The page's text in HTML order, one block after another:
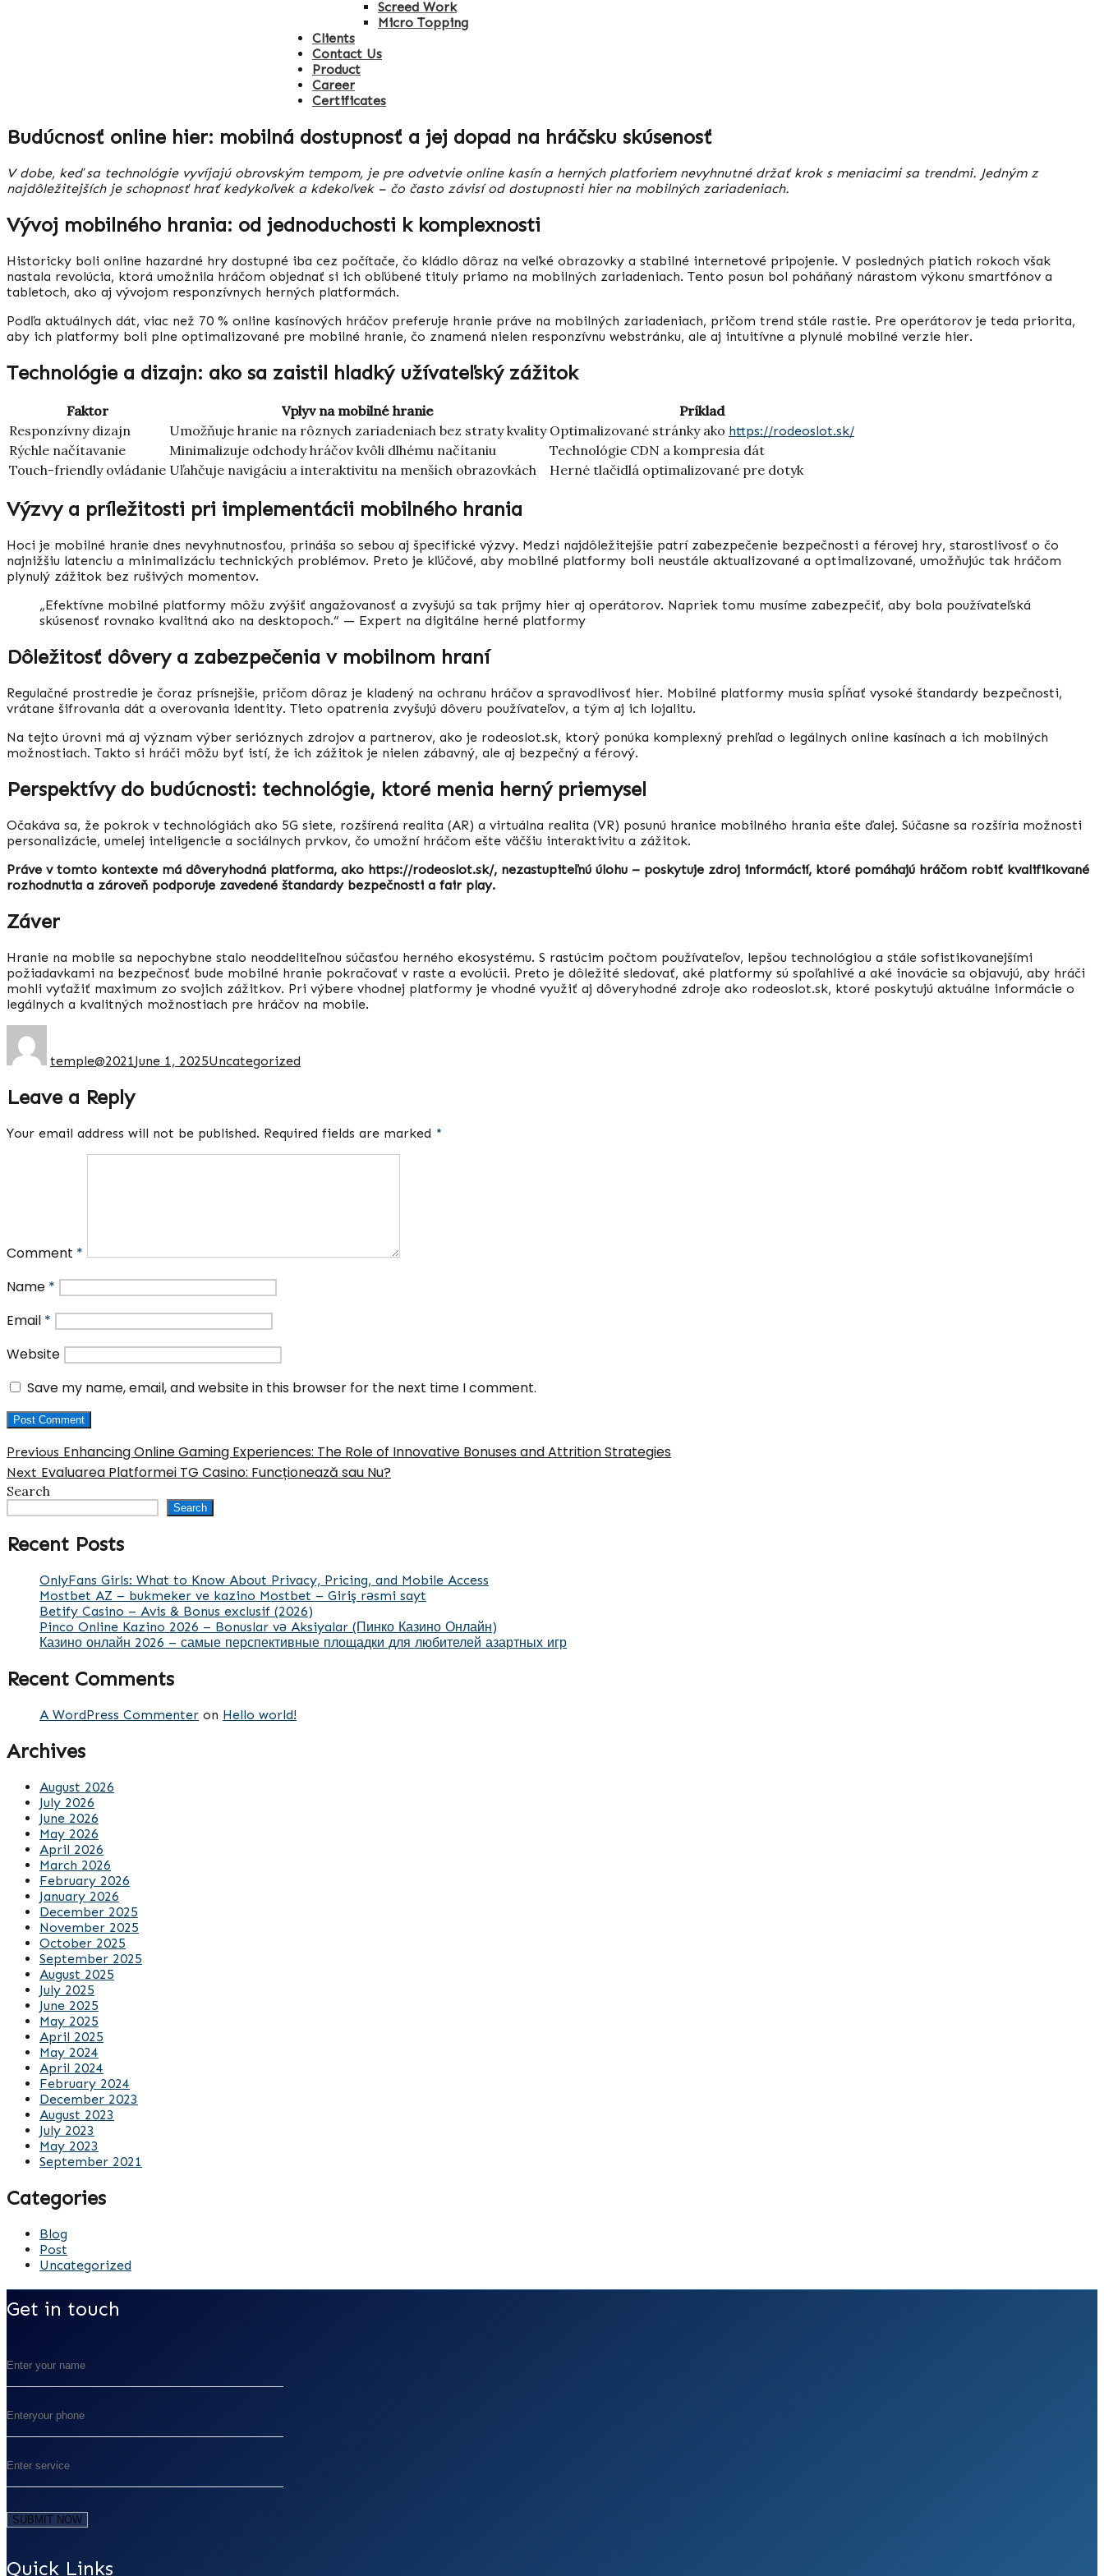
Screed Work
Micro Topping
Clients
Contact Us
Product
Career
Certificates
Budúcnosť online hier: mobilná dostupnosť a jej dopad na hráčsku skúsenosť
V dobe, keď sa technológie vyvíjajú obrovským tempom, je pre odvetvie online kasín a herných platforiem nevyhnutné držať krok s meniacimi sa trendmi. Jedným z
najdôležitejších je schopnosť hrať kedykoľvek a kdekoľvek – čo často závisí od dostupnosti hier na mobilných zariadeniach.
Vývoj mobilného hrania: od jednoduchosti k komplexnosti
Historicky boli online hazardné hry dostupné iba cez počítače, čo kládlo dôraz na veľké obrazovky a stabilné internetové pripojenie. V posledných piatich rokoch však
nastala revolúcia, ktorá umožnila hráčom objednať si ich obľúbené tituly priamo na mobilných zariadeniach. Tento posun bol poháňaný nárastom výkonu smartfónov a
tabletoch, ako aj vývojom responzívnych herných platformách.
Podľa aktuálnych dát, viac než 70 % online kasínových hráčov preferuje hranie práve na mobilných zariadeniach, pričom trend stále rastie. Pre operátorov je teda priorita,
aby ich platformy boli plne optimalizované pre mobilné hranie, čo znamená nielen responzívnu webstránku, ale aj intuitívne a plynulé mobilné verzie hier.
Technológie a dizajn: ako sa zaistil hladký užívateľský zážitok
Faktor Vplyv na mobilné hranie
Príklad
Responzívny dizajn
Umožňuje hranie na rôznych zariadeniach bez straty kvality Optimalizované stránky ako https://rodeoslot.sk/
Rýchle načítavanie Minimalizuje odchody hráčov kvôli dlhému načítaniu
Technológie CDN a kompresia dát
Touch-friendly ovládanie Uľahčuje navigáciu a interaktivitu na menších obrazovkách Herné tlačidlá optimalizované pre dotyk
Výzvy a príležitosti pri implementácii mobilného hrania
Hoci je mobilné hranie dnes nevyhnutnosťou, prináša so sebou aj špecifické výzvy. Medzi najdôležitejšie patrí zabezpečenie bezpečnosti a férovej hry, starostlivosť o čo
najnižšiu latenciu a minimalizáciu technických problémov. Preto je kľúčové, aby mobilné platformy boli neustále aktualizované a optimalizované, umožňujúc tak hráčom
plynulý zážitok bez rušivých momentov.
„Efektívne mobilné platformy môžu zvýšiť angažovanosť a zvyšujú sa tak príjmy hier aj operátorov. Napriek tomu musíme zabezpečiť, aby bola používateľská
skúsenosť rovnako kvalitná ako na desktopoch.“ — Expert na digitálne herné platformy
Dôležitosť dôvery a zabezpečenia v mobilnom hraní
Regulačné prostredie je čoraz prísnejšie, pričom dôraz je kladený na ochranu hráčov a spravodlivosť hier. Mobilné platformy musia spĺňať vysoké štandardy bezpečnosti,
vrátane šifrovania dát a overovania identity. Tieto opatrenia zvyšujú dôveru používateľov, a tým aj ich lojalitu.
Na tejto úrovni má aj význam výber serióznych zdrojov a partnerov, ako je rodeoslot.sk, ktorý ponúka komplexný prehľad o legálnych online kasínach a ich mobilných
možnostiach. Takto si hráči môžu byť istí, že ich zážitok je nielen zábavný, ale aj bezpečný a férový.
Perspektívy do budúcnosti: technológie, ktoré menia herný priemysel
Očakáva sa, že pokrok v technológiách ako 5G siete, rozšírená realita (AR) a virtuálna realita (VR) posunú hranice mobilného hrania ešte ďalej. Súčasne sa rozšíria možnosti
personalizácie, umelej inteligencie a sociálnych prvkov, čo umožní hráčom ešte väčšiu interaktivitu a zážitok.
Práve v tomto kontexte má dôveryhodná platforma, ako https://rodeoslot.sk/, nezastupiteľnú úlohu – poskytuje zdroj informácií, ktoré pomáhajú hráčom robiť kvalifikované
rozhodnutia a zároveň podporuje zavedené štandardy bezpečnosti a fair play.
Záver
Hranie na mobile sa nepochybne stalo neoddeliteľnou súčasťou herného ekosystému. S rastúcim počtom používateľov, lepšou technológiou a stále sofistikovanejšími
požiadavkami na bezpečnosť bude mobilné hranie pokračovať v raste a evolúcii. Preto je dôležité sledovať, aké platformy sú spoľahlivé a aké inovácie sa objavujú, aby hráči
mohli vyťažiť maximum zo svojich zážitkov. Pri výbere vhodnej platformy je vhodné využiť aj dôveryhodné zdroje ako rodeoslot.sk, ktoré poskytujú aktuálne informácie o
legálnych a kvalitných možnostiach pre hráčov na mobile.
temple@2021June 1, 2025Uncategorized
Leave a Reply
Your email address will not be published. Required fields are marked *
Comment *
Name *
Email *
Website
Save my name, email, and website in this browser for the next time I comment.
Post
navigation
Previous Previous
post:
Enhancing Online Gaming Experiences: The Role of Innovative Bonuses and Attrition Strategies
Next Next
post:
Evaluarea Platformei TG Casino: Funcționează sau Nu?
Search
Search
Recent Posts
OnlyFans Girls: What to Know About Privacy, Pricing, and Mobile Access
Mostbet AZ – bukmeker ve kazino Mostbet – Giriş rəsmi sayt
Betify Casino – Avis & Bonus exclusif (2026)
Pinco Online Kazino 2026 – Bonuslar və Aksiyalar (Пинко Казино Онлайн)
Казино онлайн 2026 – самые перспективные площадки для любителей азартных игр
Recent Comments
A WordPress Commenter on Hello world!
Archives
August 2026
July 2026
June 2026
May 2026
April 2026
March 2026
February 2026
January 2026
December 2025
November 2025
October 2025
September 2025
August 2025
July 2025
June 2025
May 2025
April 2025
May 2024
April 2024
February 2024
December 2023
August 2023
July 2023
May 2023
September 2021
Categories
Blog
Post
Uncategorized
Get in touch
Quick Links